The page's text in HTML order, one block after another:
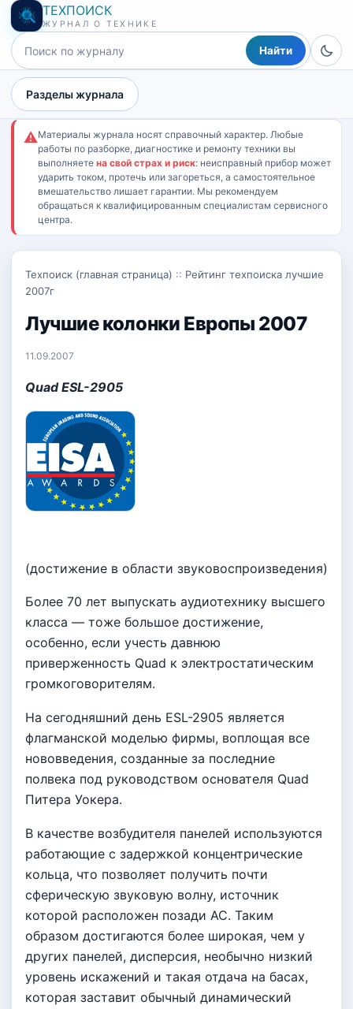
ТЕХПОИСК
ЖУРНАЛ О ТЕХНИКЕ
Найти
Разделы журнала
⚠Материалы журнала носят справочный характер. Любые
работы по разборке, диагностике и ремонту техники вы
выполняете на свой страх и риск: неисправный прибор может
ударить током, протечь или загореться, а самостоятельное
вмешательство лишает гарантии. Мы рекомендуем
обращаться к квалифицированным специалистам сервисного
центра.
Техпоиск (главная страница) :: Рейтинг техпоиска лучшие
2007г
Лучшие колонки Европы 2007
11.09.2007
Quad ESL-2905
(достижение в области звуковоспроизведения)
Более 70 лет выпускать аудиотехнику высшего
класса — тоже большое достижение,
особенно, если учесть давнюю
приверженность Quad к электростатическим
громкоговорителям.
На сегодняшний день ESL-2905 является
флагманской моделью фирмы, воплощая все
нововведения, созданные за последние
полвека под руководством основателя Quad
Питера Уокера.
В качестве возбудителя панелей используются
работающие с задержкой концентрические
кольца, что позволяет получить почти
сферическую звуковую волну, источник
которой расположен позади АС. Таким
образом достигаются более широкая, чем у
других панелей, дисперсия, необычно низкий
уровень искажений и такая отдача на басах,
которая заставит обычный динамический